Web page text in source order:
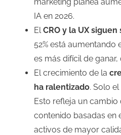
IA en 2026.
ElCRO y la UX
52% está aumentando
es más difícil de
El crecimiento de la
ha ralentizado. Solo el
Esto refleja un cambio
contenido basadas en
activos de mayor